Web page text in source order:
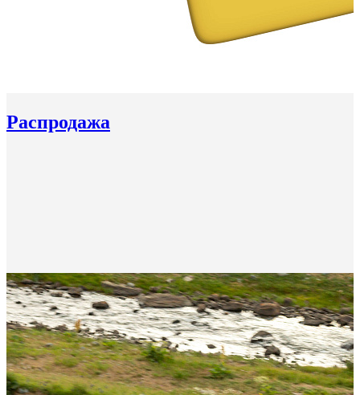
Распродажа